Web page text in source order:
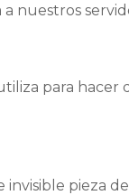
nuestros
para
pieza